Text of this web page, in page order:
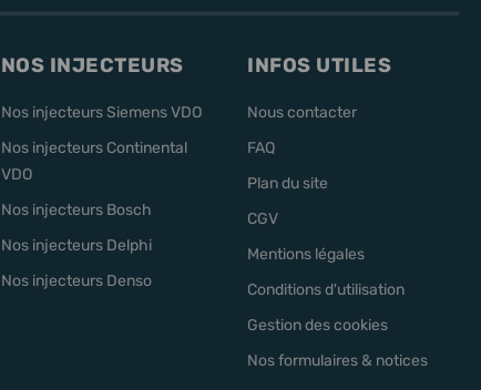
NOS INJECTEURS
Nos injecteurs Siemens VDO
Nos injecteurs Continental
VDO
Nos injecteurs Bosch
Nos injecteurs Delphi
Nos injecteurs Denso
INFOS UTILES
Nous contacter
FAQ
Plan du site
CGV
Mentions légales
Conditions d'utilisation
Gestion des cookies
Nos formulaires & notices